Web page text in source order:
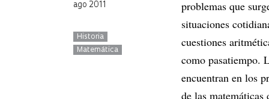
ago 2011
Historia
Matemática
problemas que
situaciones
cuestiones
como pasatiempo.
encuentran en los
de las matemáticas